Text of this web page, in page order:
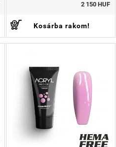
2 150 HUF
Kosárba rakom!